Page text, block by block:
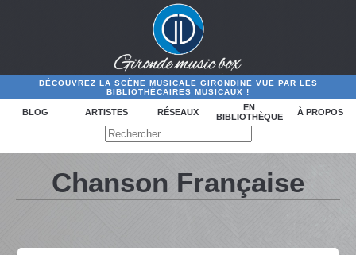
DÉCOUVREZ LA SCÈNE MUSICALE GIRONDINE VUE PAR LES
BIBLIOTHÉCAIRES MUSICAUX !
BLOG ARTISTES RÉSEAUX
EN
BIBLIOTHÈQUE
À PROPOS
Chanson Française